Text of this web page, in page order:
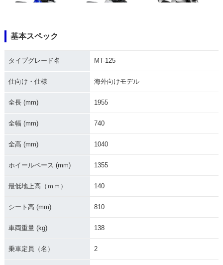
2015年 MT-125・新
基本スペック
タイプグレード名 MT-125
仕向け・仕様 海外向けモデル
全長 (mm) 1955
全幅 (mm) 740
全高 (mm) 1040
ホイールベース (mm) 1355
最低地上高（ｍｍ） 140
シート高 (mm) 810
車両重量 (kg) 138
乗車定員（名） 2